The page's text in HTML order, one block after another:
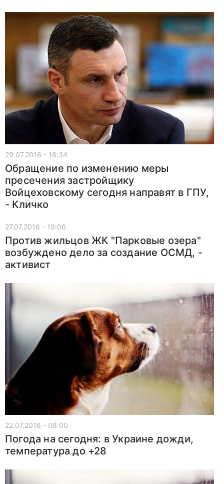
29.07.2016 - 16:34
Обращение по изменению меры
пресечения застройщику
Войцеховскому сегодня направят в ГПУ,
- Кличко
27.07.2016 - 19:06
Против жильцов ЖК "Парковые озера"
возбуждено дело за создание ОСМД, -
активист
22.07.2016 - 08:00
Погода на сегодня: в Украине дожди,
температура до +28